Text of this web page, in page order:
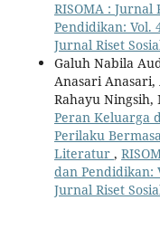
RISOMA : Jurnal
Pendidikan: Vol.
Jurnal Riset
Galuh Nabila
Anasari
Rahayu Ningsih,
Peran Keluarga
Perilaku
Literatur ,
dan Pendidikan:
Jurnal Riset